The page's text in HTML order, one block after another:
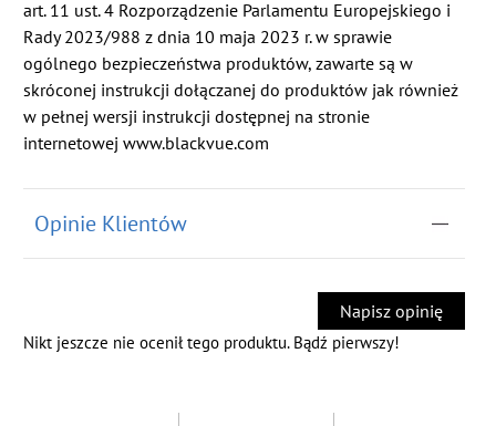
art. 11 ust. 4 Rozporządzenie Parlamentu Europejskiego i
Rady 2023/988 z dnia 10 maja 2023 r. w sprawie
ogólnego bezpieczeństwa produktów, zawarte są w
skróconej instrukcji dołączanej do produktów jak również
w pełnej wersji instrukcji dostępnej na stronie
internetowej www.blackvue.com
Opinie Klientów
Napisz opinię
Nikt jeszcze nie ocenił tego produktu. Bądź pierwszy!